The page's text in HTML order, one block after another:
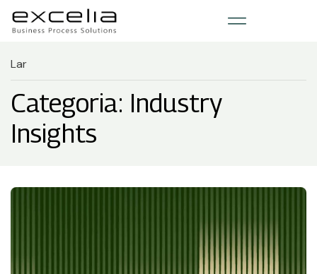
Lar
Categoria: Industry
Insights